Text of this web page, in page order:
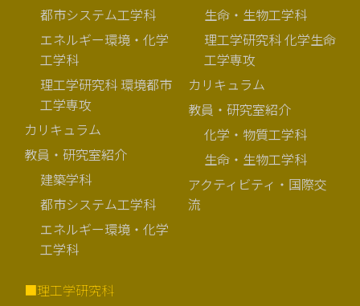
都市システム工学科
エネルギー環境・化学
工学科
理工学研究科 環境都市
工学専攻
カリキュラム
教員・研究室紹介
建築学科
都市システム工学科
エネルギー環境・化学
工学科
生命・生物工学科
理工学研究科 化学生命
工学専攻
カリキュラム
教員・研究室紹介
化学・物質工学科
生命・生物工学科
アクティビティ・国際交
流
■理工学研究科